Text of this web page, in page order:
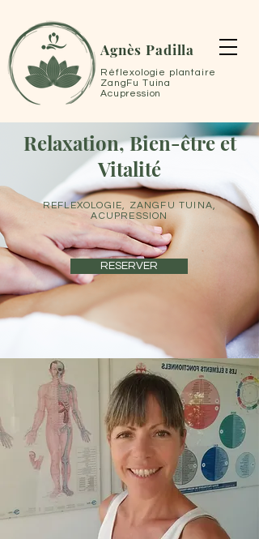
Agnès Padilla
Réflexologie plantaire
ZangFu Tuina
Acupression
Relaxation, Bien-être et
Vitalité
REFLEXOLOGIE, ZANGFU TUINA,
ACUPRESSION
RESERVER